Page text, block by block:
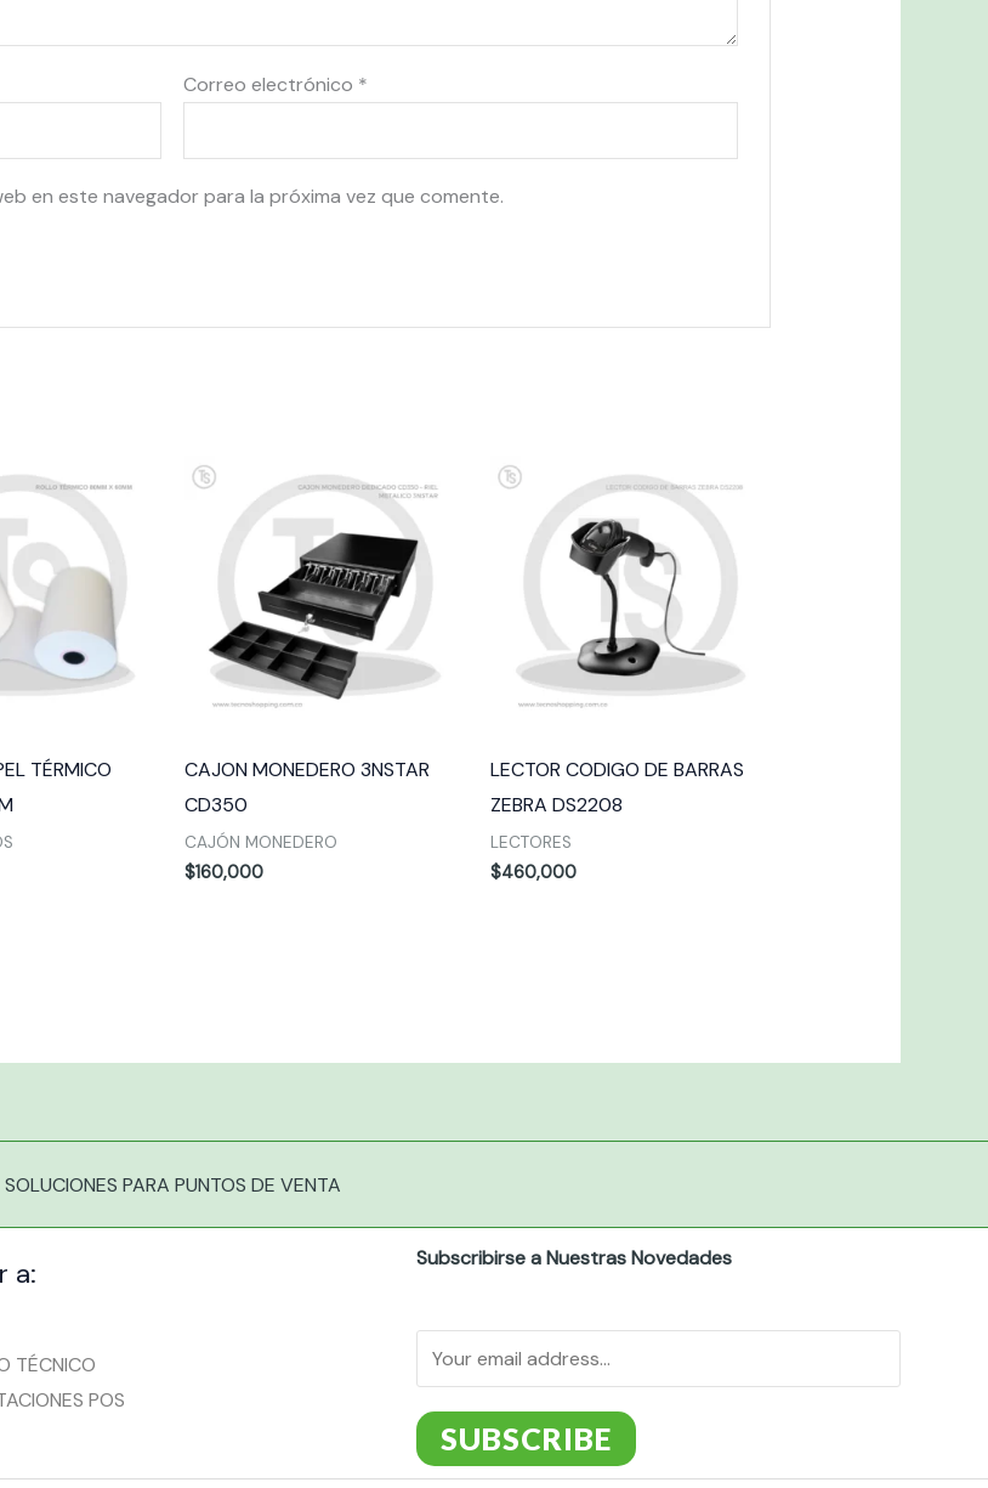
Correo electrónico *
en este navegador para la próxima vez que comente.
TÉRMICO
CAJON MONEDERO 3NSTAR
CD350
CAJÓN MONEDERO
$160,000
LECTOR CODIGO DE BARRAS
ZEBRA DS2208
LECTORES
$460,000
SOLUCIONES PARA PUNTOS DE VENTA
a:
TÉCNICO
POS
Subscribirse a Nuestras Novedades
SUBSCRIBE